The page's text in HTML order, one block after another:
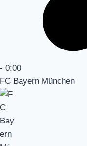
- 0:00
FC Bayern München